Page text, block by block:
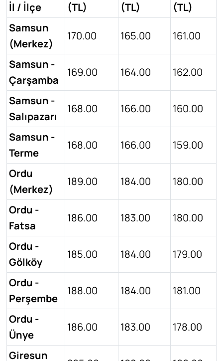
İl / İlçe
(TL)
(TL)
(TL)
Samsun
(Merkez)
170.00 165.00 161.00
Samsun -
Çarşamba
169.00 164.00 162.00
Samsun -
Salıpazarı
168.00 166.00 160.00
Samsun -
Terme
168.00 166.00 159.00
Ordu
(Merkez)
189.00 184.00 180.00
Ordu -
Fatsa
186.00 183.00 180.00
Ordu -
Gölköy
185.00 184.00 179.00
Ordu -
Perşembe
188.00 184.00 181.00
Ordu -
Ünye
186.00 183.00 178.00
Giresun